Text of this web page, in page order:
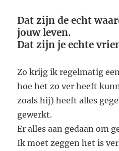
Dat zijn de echt
jouw leven.
Dat zijn je echte
Zo krijg ik regelmatig
hoe het zo ver heeft
zoals hij) heeft alles
gewerkt.
Er alles aan gedaan om
Ik moet zeggen het is